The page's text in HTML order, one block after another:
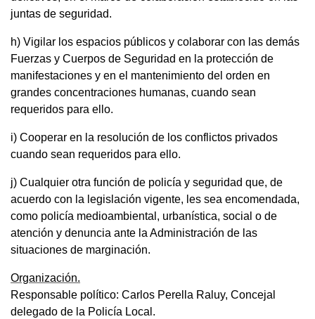
juntas de seguridad.
h) Vigilar los espacios públicos y colaborar con las demás
Fuerzas y Cuerpos de Seguridad en la protección de
manifestaciones y en el mantenimiento del orden en
grandes concentraciones humanas, cuando sean
requeridos para ello.
i) Cooperar en la resolución de los conflictos privados
cuando sean requeridos para ello.
j) Cualquier otra función de policía y seguridad que, de
acuerdo con la legislación vigente, les sea encomendada,
como policía medioambiental, urbanística, social o de
atención y denuncia ante la Administración de las
situaciones de marginación.
Organización.
Responsable político: Carlos Perella Raluy, Concejal
delegado de la Policía Local.